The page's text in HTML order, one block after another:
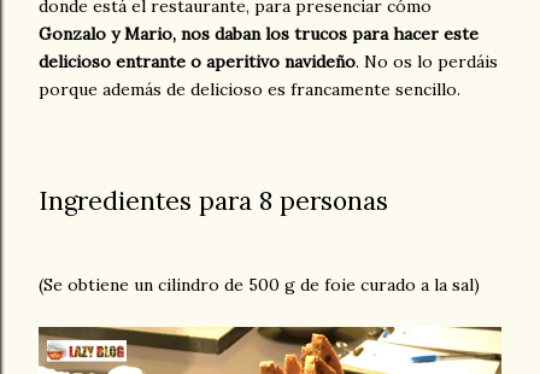
donde está el restaurante, para presenciar cómo
Gonzalo y Mario, nos daban los trucos para hacer este
delicioso entrante o aperitivo navideño. No os lo perdáis
porque además de delicioso es francamente sencillo.
Ingredientes para 8 personas
(Se obtiene un cilindro de 500 g de foie curado a la sal)